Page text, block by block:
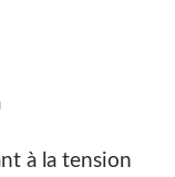
à la tension